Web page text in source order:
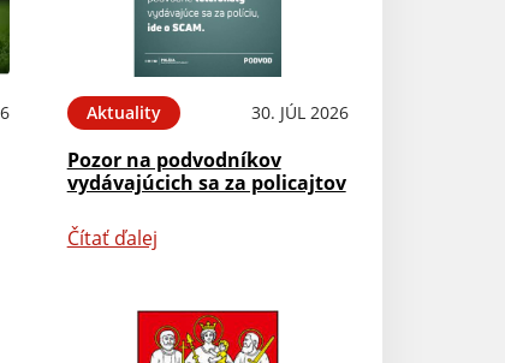
Aktuality 30. JÚL 2026
Pozor na podvodníkov
vydávajúcich sa za policajtov
Čítať ďalej